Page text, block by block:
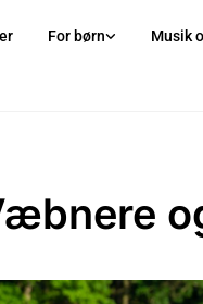
For børn Musik